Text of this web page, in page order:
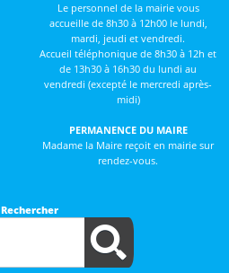
Le personnel de la mairie vous
accueille de 8h30 à 12h00 le lundi,
mardi, jeudi et vendredi.
Accueil téléphonique de 8h30 à 12h et
de 13h30 à 16h30 du lundi au
vendredi (excepté le mercredi après-
midi)
PERMANENCE DU MAIRE
Madame la Maire reçoit en mairie sur
rendez-vous.
Rechercher